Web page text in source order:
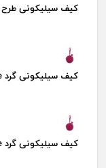
کیف سیلیکونی
کیف سیلیکونی گرد rhode(زرشکی)
کیف سیلیکونی گرد rhode(قرمز)